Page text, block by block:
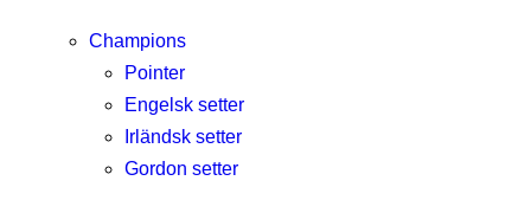
Champions
Pointer
Engelsk setter
Irländsk setter
Gordon setter